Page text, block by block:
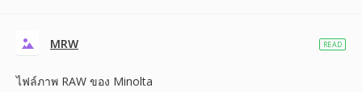
MRW
ไฟล์ภาพ RAW ของ Minolta
READ